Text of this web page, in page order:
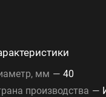
мм — 40
производства —